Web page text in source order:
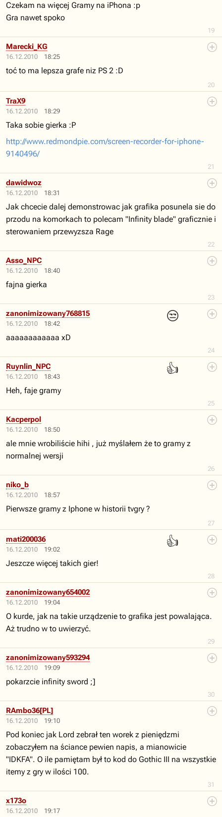
19
Czekam na więcej Gramy na iPhona :p
Gra nawet spoko
16.12.2010 18:25
20
Marecki_KG
toć to ma lepsza grafe niz PS 2 :D
16.12.2010 18:29
21
TraX9
Taka sobie gierka :P
http://www.redmondpie.com/screen-recorder-for-iphone-
9140496/
16.12.2010 18:31
22
dawidwoz
Jak chcecie dalej demonstrowac jak grafika posunela sie do
przodu na komorkach to polecam "Infinity blade" graficznie i
sterowaniem przewyzsza Rage
16.12.2010 18:40
23
Asso_NPC
fajna gierka
16.12.2010 18:42
😒
24
zanonimizowany768815
aaaaaaaaaaaa xD
16.12.2010 18:43
👍
25
Ruynlin_NPC
Heh, faje gramy
16.12.2010 18:50
26
Kacperpol
ale mnie wrobiliście hihi , już myślałem że to gramy z
normalnej wersji
16.12.2010 18:57
27
niko_b
Pierwsze gramy z Iphone w historii tvgry ?
16.12.2010 19:02
👍
28
mati200036
Jeszcze więcej takich gier!
16.12.2010 19:04
29
zanonimizowany654002
O kurde, jak na takie urządzenie to grafika jest powalająca.
Aż trudno w to uwierzyć.
16.12.2010 19:09
30
zanonimizowany593294
pokarzcie infinity sword ;]
16.12.2010 19:10
31
RAmbo36[PL]
Pod koniec jak Lord zebrał ten worek z pieniędzmi
zobaczyłem na ściance pewien napis, a mianowicie
"IDKFA". O ile pamiętam był to kod do Gothic III na wszystkie
itemy z gry w ilości 100.
16.12.2010 19:17
x173o